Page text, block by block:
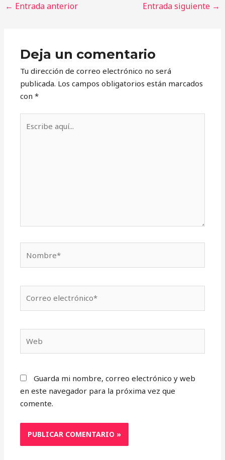
← Entrada anterior Entrada siguiente →
Deja un comentario
Tu dirección de correo electrónico no será
publicada. Los campos obligatorios están marcados
con*
aquí...
electrónico*
Guarda mi nombre, correo electrónico y web
en este navegador para la próxima vez que
comente.